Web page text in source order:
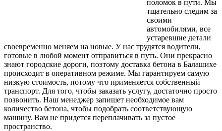
поломок в пути. Мы
тщательно следим за
своими
автомобилями, все
устаревшие детали
своевременно меняем на новые. У нас трудятся водители,
готовые в любой момент отправиться в путь. Они прекрасно
знают городские дороги, поэтому доставка бетона в Балашихе
происходит в оперативном режиме. Мы гарантируем самую
низкую стоимость, потому что применяется собственный
транспорт. Для того, чтобы заказать услугу, достаточно просто
позвонить. Наш менеджер запишет необходимое вам
количество бетона, чтобы подобрать соответствующую
машину. Вам не придется переплачивать за пустое
пространство.